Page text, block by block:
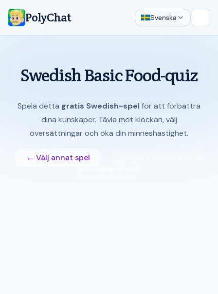
PolyChat Svenska
Swedish Basic Food-quiz
Spela detta gratis Swedish-spelför att förbättra
dina kunskaper. Tävla mot klockan, välj
översättningar och öka din minneshastighet.
← Välj annat spel